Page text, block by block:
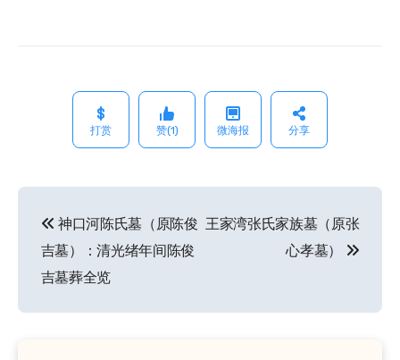
打赏 赞(1) 微海报 分享
文
章
导
航
神口河陈氏墓（原陈俊
吉墓）：清光绪年间陈俊
吉墓葬全览
王家湾张氏家族墓（原张
心孝墓）